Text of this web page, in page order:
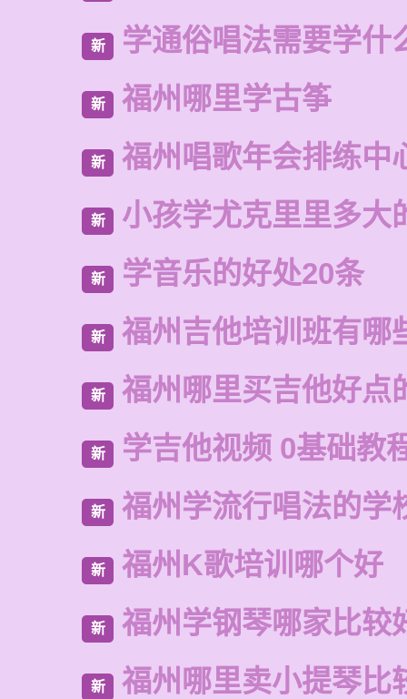
新 学通俗唱法需要学什
新 福州哪里学古筝
新 福州唱歌年会排练中
新 小孩学尤克里里多大
新 学音乐的好处20条
新 福州吉他培训班有哪
新 福州哪里买吉他好点
新 学吉他视频 0基础教
新 福州学流行唱法的学
新 福州K歌培训哪个好
新 福州学钢琴哪家比较
新 福州哪里卖小提琴比